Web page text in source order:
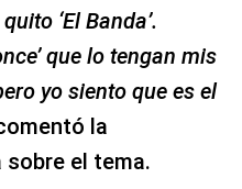
‘El Banda’.
que lo tengan mis
yo siento que es el
la
el tema.